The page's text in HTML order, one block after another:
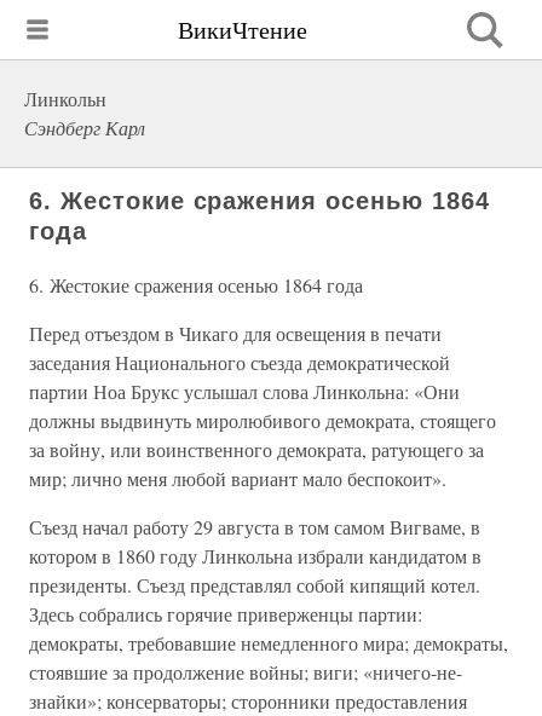
ВикиЧтение
Линкольн
Сэндберг Карл
6. Жестокие сражения осенью 1864
года
6. Жестокие сражения осенью 1864 года
Перед отъездом в Чикаго для освещения в печати
заседания Национального съезда демократической
партии Ноа Брукс услышал слова Линкольна: «Они
должны выдвинуть миролюбивого демократа, стоящего
за войну, или воинственного демократа, ратующего за
мир; лично меня любой вариант мало беспокоит».
Съезд начал работу 29 августа в том самом Вигваме, в
котором в 1860 году Линкольна избрали кандидатом в
президенты. Съезд представлял собой кипящий котел.
Здесь собрались горячие приверженцы партии:
демократы, требовавшие немедленного мира; демократы,
стоявшие за продолжение войны; виги; «ничего-не-
знайки»; консерваторы; сторонники предоставления